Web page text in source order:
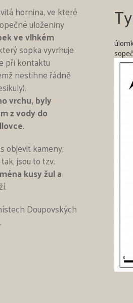
hornina, ve které
uloženiny
ve vlhkém
sopka vyvrhuje
při kontaktu
nestihne řádně
vrchu, byly
z vody do
.
objevit kameny,
jsou to tzv.
kusy žul a
Doupovských